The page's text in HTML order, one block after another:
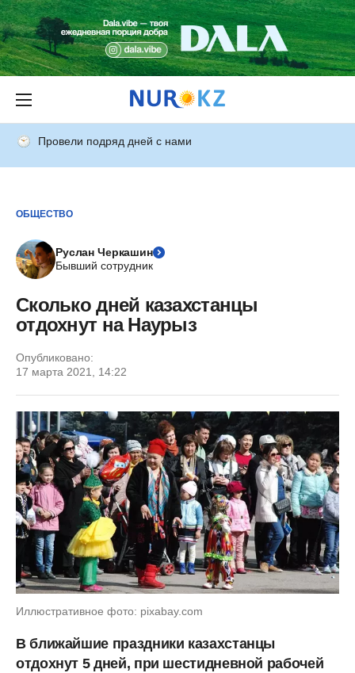
Провели подряд дней с нами
ОБЩЕСТВО
Руслан Черкашин
Бывший сотрудник
Сколько дней казахстанцы
отдохнут на Наурыз
Опубликовано:
17 марта 2021, 14:22
Иллюстративное фото: pixabay.com
В ближайшие праздники казахстанцы
отдохнут 5 дней, при шестидневной рабочей